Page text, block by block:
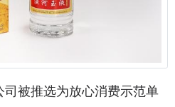
7*24小时电话服务在线365天全天
助电话随时为采购人解答问题，提
因安装或产品质量问题造成的设备
采访了几位与该公司有过合作的客
存到销售，每一个环节都进行严格
全、可靠的产品。这种对品质的执
社会责任方面，晟庭商贸展现出了强
，作为民建会员、安阳市文峰区人
被推选为放心消费示范单